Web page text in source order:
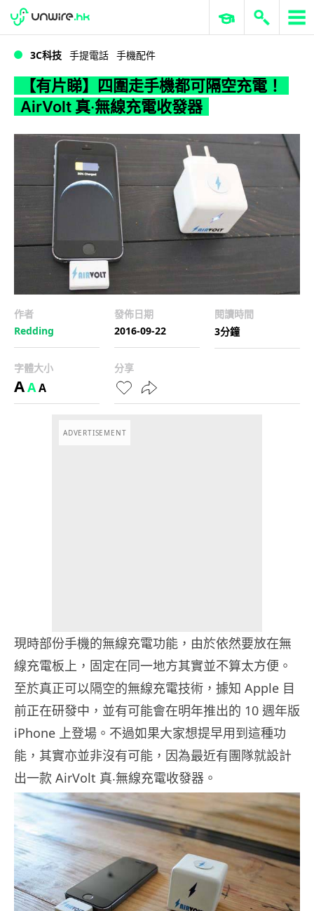
WWDC 2026 ERP 與商業 AI
3C科技 手提電話 手機配件
【有片睇】四圍走手機都可隔空充電！
AirVolt 真‧無線充電收發器
作者
Redding
發佈日期
2016-09-22
閱讀時間
3分鐘
字體大小
AAA
分享
ADVERTISEMENT
現時部份手機的無線充電功能，由於依然要放在無
線充電板上，固定在同一地方其實並不算太方便。
至於真正可以隔空的無線充電技術，據知 Apple 目
前正在研發中，並有可能會在明年推出的 10 週年版
iPhone 上登場。不過如果大家想提早用到這種功
能，其實亦並非沒有可能，因為最近有團隊就設計
出一款 AirVolt 真‧無線充電收發器。